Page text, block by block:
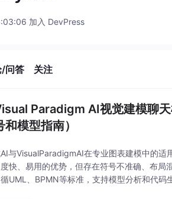
加入 DevPress
/问答 关注
Paradigm AI视觉建模聊
模型指南）
与VisualParadigmAI在专业图表建模中的适
快、易用的优势，但存在符号不准确、布
UML、BPMN等标准，支持模型分析和代码